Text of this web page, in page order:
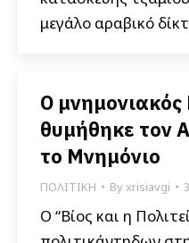
μεγάλο αραβικό
Ο
θυμήθηκε τον
το Μνημόνιο
ΠΟΛΙΤΙΚΗ Byxrisiavgi
Ο “Βίος και η